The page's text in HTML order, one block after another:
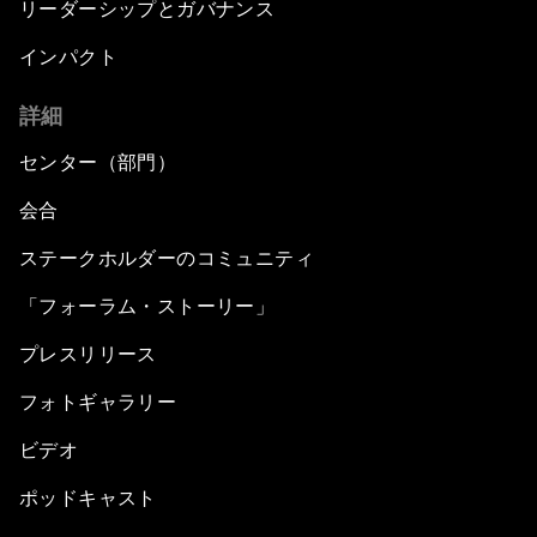
リーダーシップとガバナンス
インパクト
詳細
センター（部門）
会合
ステークホルダーのコミュニティ
「フォーラム・ストーリー」
プレスリリース
フォトギャラリー
ビデオ
ポッドキャスト